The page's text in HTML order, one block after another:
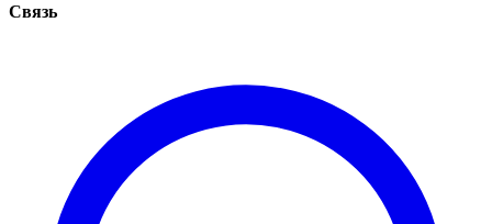
Связь